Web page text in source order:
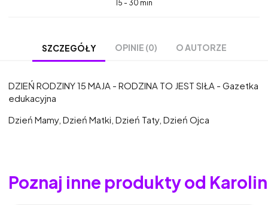
15 - 30 min
SZCZEGÓŁY OPINIE (0) O AUTORZE
DZIEŃ RODZINY 15 MAJA - RODZINA TO JEST SIŁA - Gazetka
edukacyjna
Dzień Mamy, Dzień Matki, Dzień Taty, Dzień Ojca
Poznaj inne produkty od